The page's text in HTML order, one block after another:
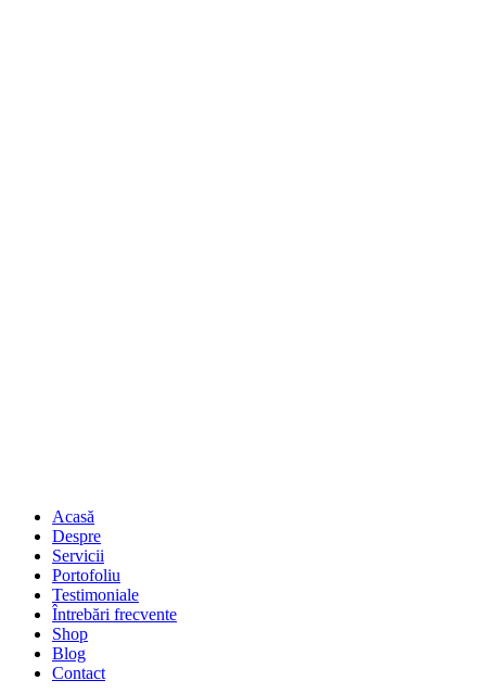
Acasă
Despre
Servicii
Portofoliu
Testimoniale
Întrebări frecvente
Shop
Blog
Contact